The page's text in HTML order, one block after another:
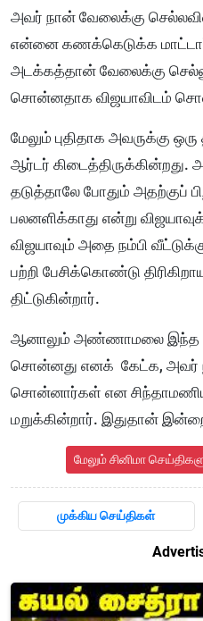
அவர் நான் வேலைக்கு
என்னை கணக்கெடுக்க
அடக்கத்தான் வேலைக்கு
சொன்னதாக விஜயாவிடம்
மேலும் புதிதாக அவருக்கு
ஆர்டர்
தடுத்தாலே போதும் அதற்குப்
பலனளிக்காது என்று
விஜயாவும் அதை நம்பி
பற்றி பேசிக்கொண்டு
திட்டுகின்றார்.
ஆனாலும் அண்ணாமலை இந்த
சொன்னது எனக் கேட்க, அவர்
சொன்னார்கள் என
மறுக்கின்றார். இதுதான்
மேலும் சினிமா
முக்கிய செய்திகள்